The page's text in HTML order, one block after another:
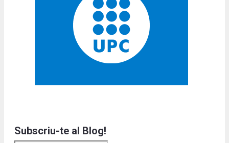
Subscriu-te al Blog!